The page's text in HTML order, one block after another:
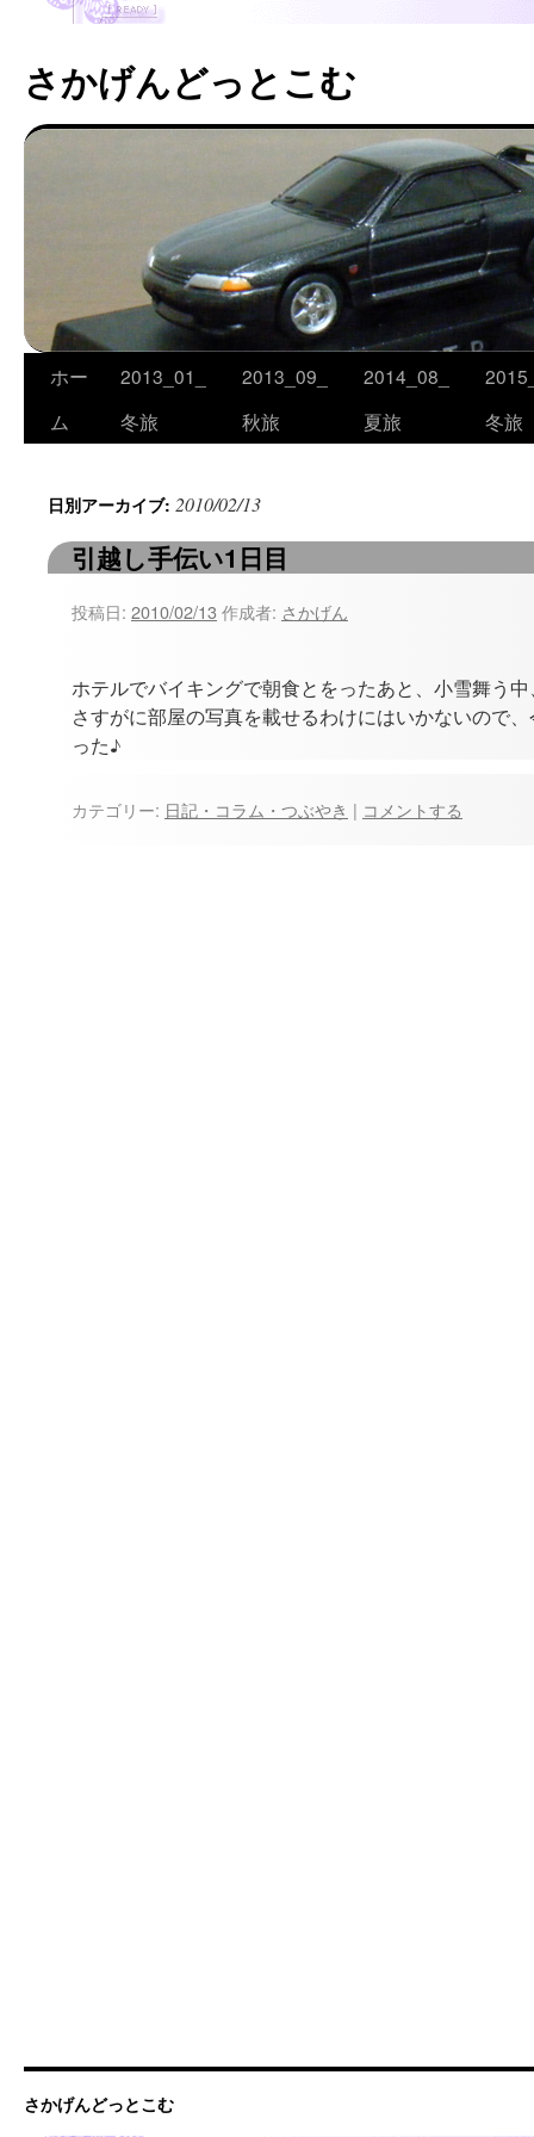
さかげんどっとこむ
コ
ン
ツ
ホー
ム
2013_01_
冬旅
2013_09_
秋旅
2014_08_
夏旅
冬旅
日別アーカイブ: 2010/02/13
引越し手伝い1日目
投稿日: 2010/02/13 作成者: さかげん
ホテルでバイキングで朝食とをったあと、小雪舞う
さすがに部屋の写真を載せるわけにはいかないので
った♪
カテゴリー: 日記・コラム・つぶやき | コメントする
さかげんどっとこむ